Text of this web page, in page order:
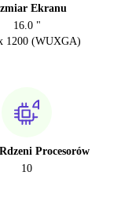
Ekranu
16.0 "
1200 (WUXGA)
Procesorów
10